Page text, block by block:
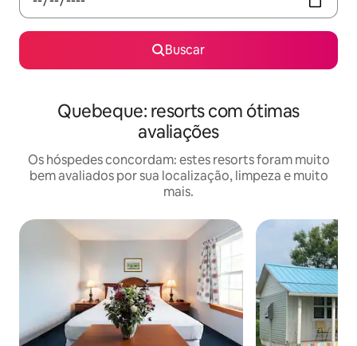
Buscar
Quebeque: resorts com ótimas
avaliações
Os hóspedes concordam: estes resorts foram muito
bem avaliados por sua localização, limpeza e muito
mais.